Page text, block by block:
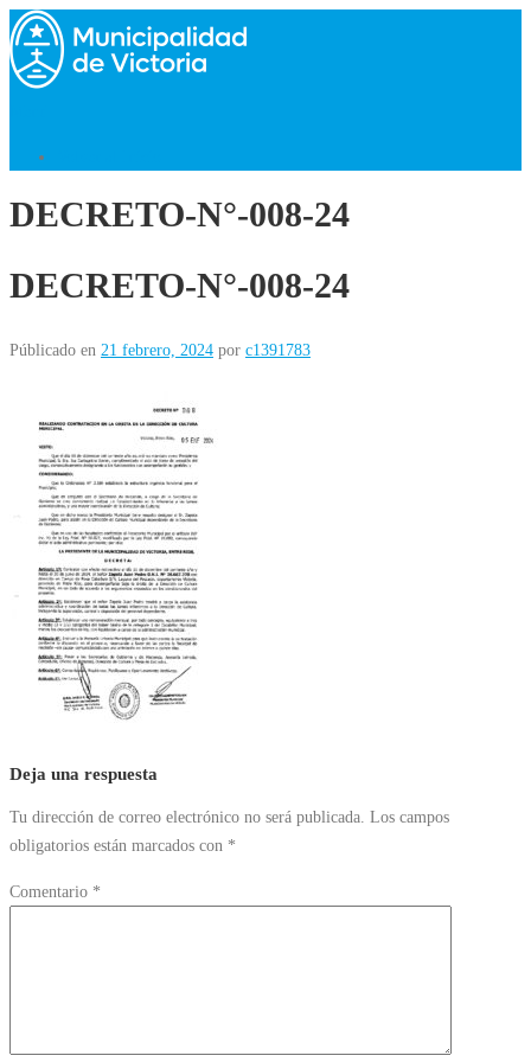
Saltar
al
contenido
DECRETO-N°-008-24
DECRETO-N°-008-24
Públicado en 21 febrero, 2024 por c1391783
Deja una respuesta
Tu dirección de correo electrónico no será publicada. Los campos
obligatorios están marcados con *
Comentario *